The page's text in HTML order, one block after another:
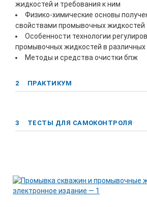
жидкостей и требования к ним
Физико-химические основы
свойствами промывочных жидкостей
Особенности технологии
промывочных жидкостей в различных
Методы и средства очистки бпж
ПРАКТИКУМ
2
ТЕСТЫ ДЛЯ САМОКОНТРОЛЯ
3